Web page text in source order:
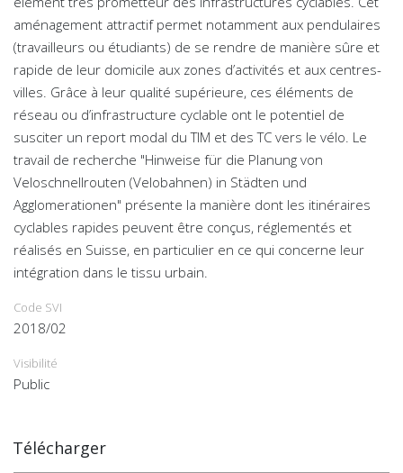
aménagement attractif permet notamment aux pendulaires
(travailleurs ou étudiants) de se rendre de manière sûre et
rapide de leur domicile aux zones d’activités et aux centres-
villes. Grâce à leur qualité supérieure, ces éléments de
réseau ou d’infrastructure cyclable ont le potentiel de
susciter un report modal du TIM et des TC vers le vélo. Le
travail de recherche "Hinweise für die Planung von
Veloschnellrouten (Velobahnen) in Städten und
Agglomerationen" présente la manière dont les itinéraires
cyclables rapides peuvent être conçus, réglementés et
réalisés en Suisse, en particulier en ce qui concerne leur
intégration dans le tissu urbain.
Code SVI
2018/02
Visibilité
Public
Télécharger